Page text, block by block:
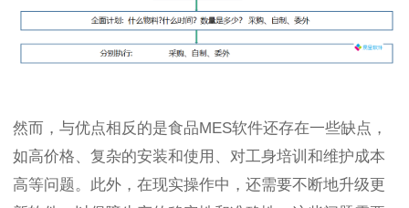
然而，与优点相反的是食品MES软件还存在一些缺点，
如高价格、复杂的安装和使用、对工身培训和维护成本
高等问题。此外，在现实操作中，还需要不断地升级更